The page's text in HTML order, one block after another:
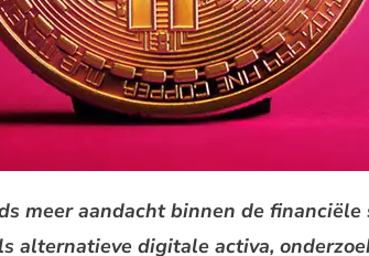
meer aandacht binnen de financiële
alternatieve digitale activa,